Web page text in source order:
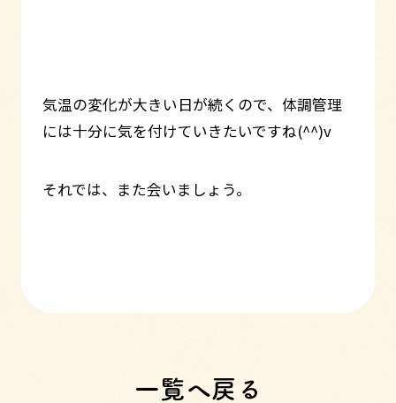
気温の変化が大きい日が続くので、体調管理
には十分に気を付けていきたいですね(^^)v
それでは、また会いましょう。
一覧へ戻る